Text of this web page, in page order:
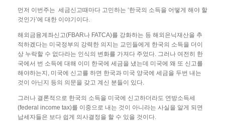
먼저 이번주는 세금신고때마다 고민하는 ‘한국의 소득을 어떻게 해야 할
것인가’에 대한 이야기이다.
해외금융계좌신고(FBAR나 FATCA)를 강화하는 등 해외은닉재산을 추
적하겠다는 미국정부의 강력한 의지는 교민들에게 한국의 소득을 더이
상 누락할 수 없다라는 인식의 변화를 가져다 주었다. 그러나 여전히 한
국에서 번 소득에 대해 이미 한국에 세금을 냈는데 미국에 왜 또 신고를
해야하는지, 미국에 신고를 하면 한국과 미국 양국에 세금을 두번 내는
것이 아닌지 등의 의문을 갖고 계신 분들이 있다.
그러나 결론적으로 한국의 소득을 미국에 신고하더라도 연방소득세
(federal income tax)를 이중으로 내는 것이 아니라는 사실을 알게 되면
납세자들은 보다 쉽게 의사결정을 할 수 있을 것이다.